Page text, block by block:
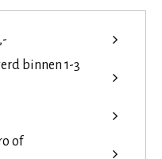
binnen 1-3
of